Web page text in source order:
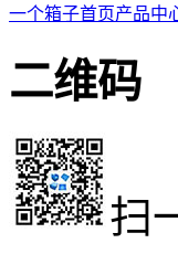
一个箱子首页产品中
二维码
扫